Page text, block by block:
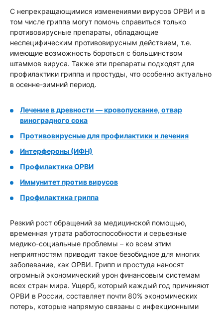
С непрекращающимися изменениями вирусов ОРВИ и в
том числе гриппа могут помочь справиться только
противовирусные препараты, обладающие
неспецифическим противовирусным действием, т.е.
имеющие возможность бороться с большинством
штаммов вируса. Также эти препараты подходят для
профилактики гриппа и простуды, что особенно актуально
в осенне-зимний период.
Лечение в древности — кровопускание, отвар
виноградного сока
Противовирусные для профилактики и лечения
Интерфероны (ИФН)
Профилактика ОРВИ
Иммунитет против вирусов
Профилактика гриппа
Резкий рост обращений за медицинской помощью,
временная утрата работоспособности и серьезные
медико-социальные проблемы – ко всем этим
неприятностям приводит такое безобидное для многих
заболевание, как ОРВИ. Грипп и простуда наносят
огромный экономический урон финансовым системам
всех стран мира. Ущерб, который каждый год причиняют
ОРВИ в России, составляет почти 80% экономических
потерь, которые напрямую связаны с инфекционными